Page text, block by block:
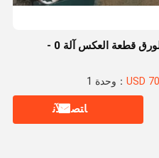
تحكم PLC آلة قطع رأسية غطاء الورق قطعة العكس آلة 0 -
ﺎﺘﺼﻟ ﺍﻶﻧ